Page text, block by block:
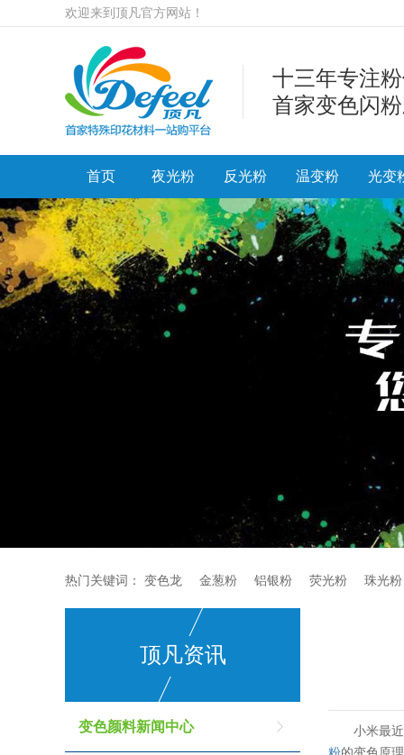
欢迎来到顶凡官方网站！
十三年专注
首家变色闪
首页 夜光粉 反光粉 温变粉 光变
热门关键词： 变色龙 金葱粉 铝银粉 荧光粉 珠光粉
顶凡资讯
变色颜料新闻中心 小米最
粉的变色原